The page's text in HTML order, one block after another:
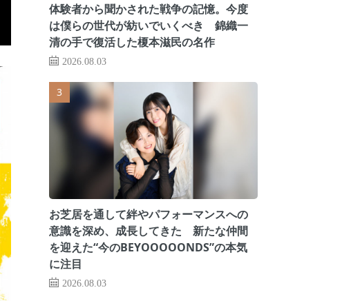
体験者から聞かされた戦争の記憶。今度
は僕らの世代が紡いでいくべき 錦織一
清の手で復活した榎本滋民の名作
2026.08.03
お芝居を通して絆やパフォーマンスへの
意識を深め、成長してきた 新たな仲間
を迎えた“今のBEYOOOOONDS”の本気
に注目
2026.08.03